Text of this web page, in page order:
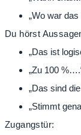
„Wo war
Du hörst
„Das ist
„Zu 100
„Das sind
„Stimmt
Zugangstür: